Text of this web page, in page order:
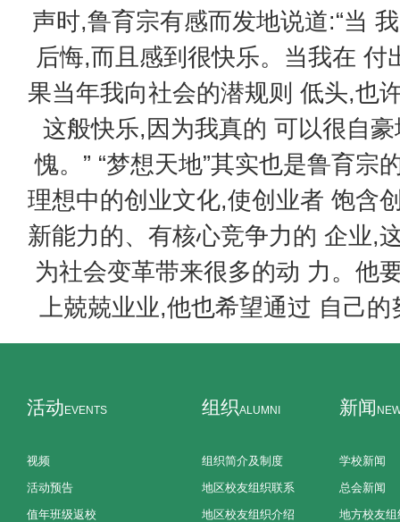
声时,鲁育宗有感而发地说道:“当
后悔,而且感到很快乐。当我在
果当年我向社会的潜规则 低头,也
这般快乐,因为我真的 可以很自
愧。” “梦想天地”其实也是鲁育宗
理想中的创业文化,使创业者 饱含
新能力的、有核心竞争力的 企业,
为社会变革带来很多的动 力。他
上兢兢业业,他也希望通过 自己
活动 EVENTS
视频
活动预告
值年班级返校
组织ALUMNI
组织简介及制度
地区校友组织联系
地区校友组织介绍
新闻
学校新闻
总会新闻
地方校友组